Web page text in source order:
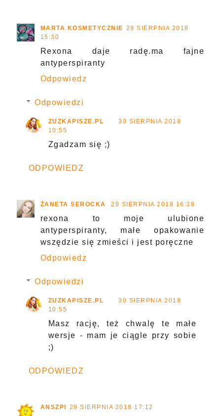
MARTA KOSMETYCZNIE 29 SIERPNIA 2018
15:30
Rexona daje radę.ma fajne
antyperspiranty
Odpowiedz
Odpowiedzi
ZUZKAPISZE.PL
30 SIERPNIA 2018
10:55
Zgadzam się ;)
ODPOWIEDZ
ŻANETA SEROCKA 29 SIERPNIA 2018 16:28
rexona to moje ulubione
antyperspiranty, małe opakowanie
wszędzie się zmieści i jest poręczne
Odpowiedz
Odpowiedzi
ZUZKAPISZE.PL
30 SIERPNIA 2018
10:55
Masz rację, też chwalę te małe
wersje - mam je ciągle przy sobie
;)
ODPOWIEDZ
ANSZPI 29 SIERPNIA 2018 17:12